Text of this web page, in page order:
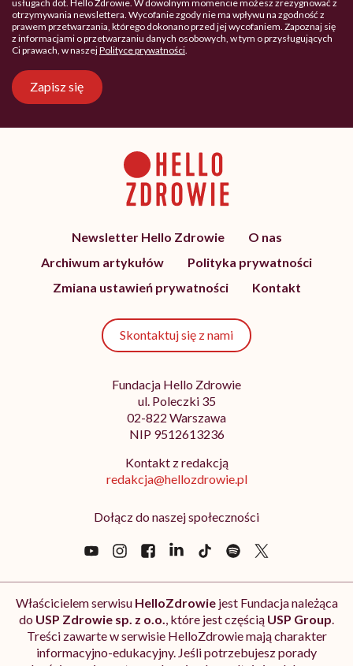
usługach dot. Hello Zdrowie. W dowolnym momencie możesz zrezygnować z
otrzymywania newslettera. Wycofanie zgody nie ma wpływu na zgodność z
prawem przetwarzania, którego dokonano przed jej wycofaniem. Zapoznaj się
z informacjami o przetwarzaniu danych osobowych, w tym o przysługujących
Ci prawach, w naszejPolityce prywatności
Zapisz się
Newsletter Hello Zdrowie
O nas
Archiwum artykułów
Polityka prywatności
Zmiana ustawień prywatności
Kontakt
Skontaktuj się z nami
Fundacja Hello Zdrowie
ul. Poleczki 35
02-822 Warszawa
NIP 9512613236
Kontakt z redakcją
redakcja@hellozdrowie.pl
Dołącz do naszej społeczności
Właścicielem serwisu HelloZdrowiejest Fundacja należąca
do USP Zdrowie sp. z o.o. , które jest częścią USP Group
Treści zawarte w serwisie HelloZdrowie mają charakter
informacyjno-edukacyjny. Jeśli potrzebujesz porady